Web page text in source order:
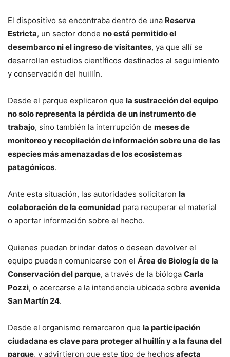
El dispositivo se encontraba dentro de una Reserva
Estricta, un sector donde no está permitido el
desembarco ni el ingreso de visitantes, ya que allí se
desarrollan estudios científicos destinados al seguimiento
y conservación del huillín.
Desde el parque explicaron que la sustracción del equipo
no solo representa la pérdida de un instrumento de
trabajo, sino también la interrupción de meses de
monitoreo y recopilación de información sobre una de las
especies más amenazadas de los ecosistemas
patagónicos.
Ante esta situación, las autoridades solicitaron la
colaboración de la comunidad para recuperar el material
o aportar información sobre el hecho.
Quienes puedan brindar datos o deseen devolver el
equipo pueden comunicarse con el Área de Biología de la
Conservación del parque, a través de la bióloga Carla
Pozzi, o acercarse a la intendencia ubicada sobre avenida
San Martín 24.
Desde el organismo remarcaron que la participación
ciudadana es clave para proteger al huillín y a la fauna del
parque, y advirtieron que este tipo de hechos afecta